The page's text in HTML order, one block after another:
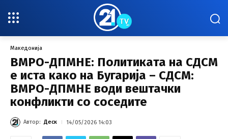
Македонија
ВМРО-ДПМНЕ: Политиката на СДСМ
е иста како на Бугарија – СДСМ:
ВМРО-ДПМНЕ води вештачки
конфликти со соседите
Автор: Деск 14/05/2026 14:03